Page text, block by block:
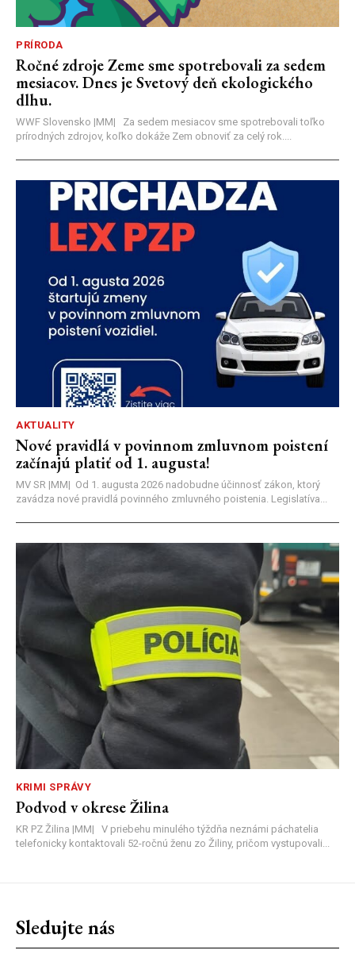
PRÍRODA
Ročné zdroje Zeme sme spotrebovali za sedem
mesiacov. Dnes je Svetový deň ekologického
dlhu.
WWF Slovensko |MM| Za sedem mesiacov sme spotrebovali toľko
prírodných zdrojov, koľko dokáže Zem obnoviť za celý rok....
AKTUALITY
Nové pravidlá v povinnom zmluvnom poistení
začínajú platiť od 1. augusta!
MV SR |MM| Od 1. augusta 2026 nadobudne účinnosť zákon, ktorý
zavádza nové pravidlá povinného zmluvného poistenia. Legislatíva...
KRIMI SPRÁVY
Podvod v okrese Žilina
KR PZ Žilina |MM| V priebehu minulého týždňa neznámi páchatelia
telefonicky kontaktovali 52-ročnú ženu zo Žiliny, pričom vystupovali...
Sledujte nás